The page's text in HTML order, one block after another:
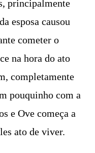
principalmente
esposa causou
cometer o
na hora do ato
completamente
pouquinho com a
e Ove começa a
ato de viver.